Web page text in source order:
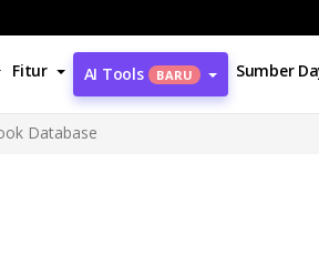
Fitur AI Tools BARU Sumber
Database